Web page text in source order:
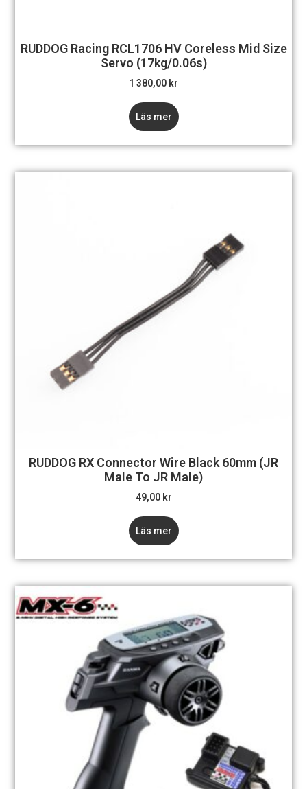
RUDDOG Racing RCL1706 HV Coreless Mid Size
Servo (17kg/0.06s)
1 380,00 kr
Läs mer
RUDDOG RX Connector Wire Black 60mm (JR
Male To JR Male)
49,00 kr
Läs mer